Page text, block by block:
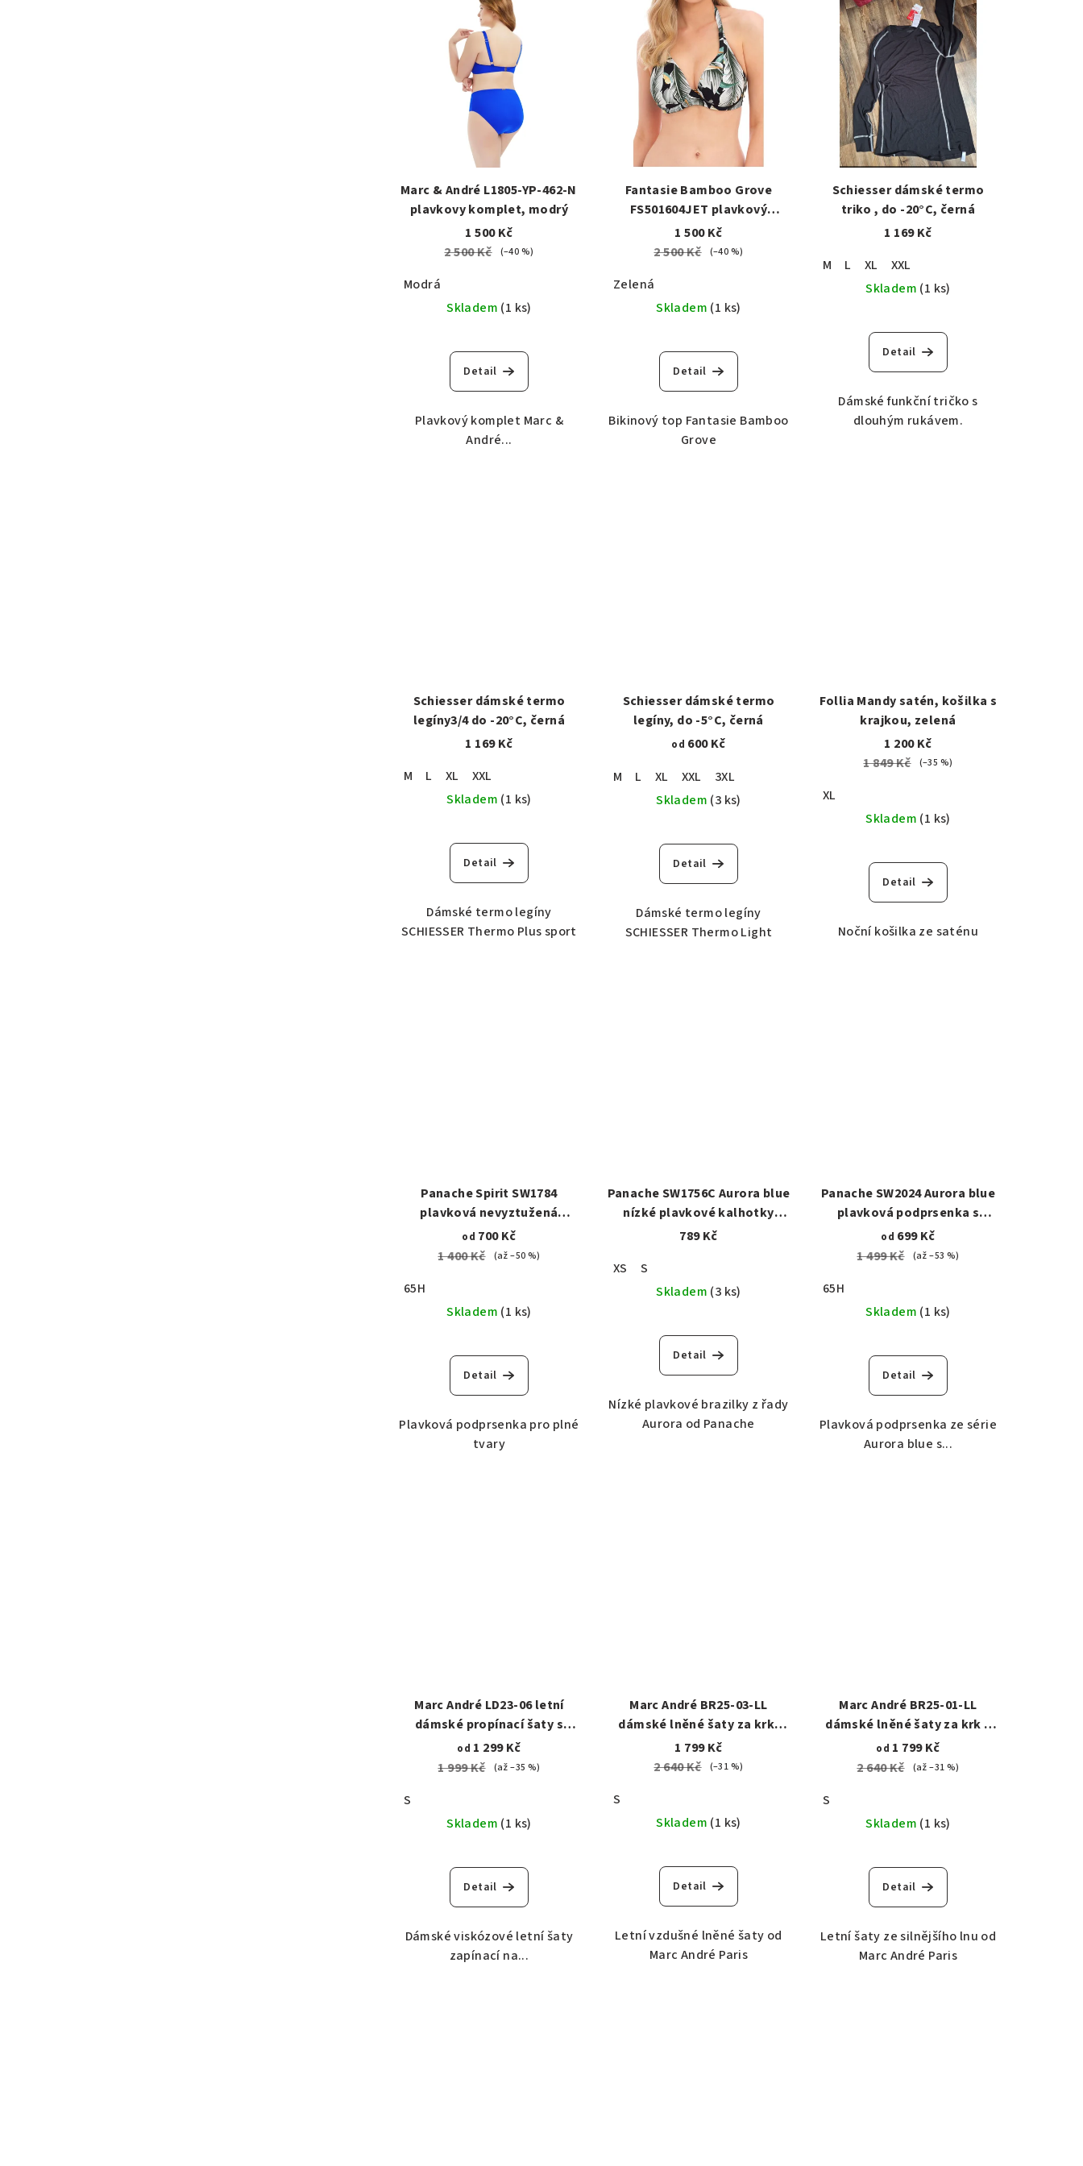
d
u
ů
o
k
Marc & André L1805-YP-462-N
plavkovy komplet, modrý
1 500 Kč
2 500 Kč
(–40 %)
Modrá
Skladem (1 ks)
Detail
Plavkový komplet Marc &
André...
Fantasie Bamboo Grove
FS501604JET plavkový
komplet, zelený
1 500 Kč
2 500 Kč
(–40 %)
Zelená
Skladem (1 ks)
Detail
Bikinový top Fantasie Bamboo
Grove
Schiesser dámské termo
triko , do -20°C, černá
1 169 Kč
M
L XL
XXL
Skladem (1 ks)
Detail
Dámské funkční tričko s
dlouhým rukávem.
Schiesser dámské termo
legíny3/4 do -20°C, černá
1 169 Kč
M
L XL
XXL
Skladem (1 ks)
Detail
Dámské termo legíny
SCHIESSER Thermo Plus sport
Schiesser dámské termo
legíny, do -5°C, černá
od 600 Kč
M
L XL XXL
3XL
Skladem (3 ks)
Detail
Dámské termo legíny
SCHIESSER Thermo Light
Follia Mandy satén, košilka s
krajkou, zelená
1 200 Kč
1 849 Kč
(–35 %)
XL
Skladem (1 ks)
Detail
Noční košilka ze saténu
Panache Spirit SW1784
plavková nevyztužená
podprsenka,růžová
od 700 Kč
1 400 Kč
(až –50 %)
65H
Skladem (1 ks)
Detail
Plavková podprsenka pro plné
tvary
Panache SW1756C Aurora blue
nízké plavkové kalhotky
brazilky modrá
789 Kč
XS
S
Skladem (3 ks)
Detail
Nízké plavkové brazilky z řady
Aurora od Panache
Panache SW2024 Aurora blue
plavková podprsenka s
kosticí modrá
od 699 Kč
1 499 Kč
(až –53 %)
65H
Skladem (1 ks)
Detail
Plavková podprsenka ze série
Aurora blue s...
Marc André LD23-06 letní
dámské propínací šaty s
páskem tmavě modré
od 1 299 Kč
1 999 Kč
(až –35 %)
S
Skladem (1 ks)
Detail
Dámské viskózové letní šaty
zapínací na...
Marc André BR25-03-LL
dámské lněné šaty za krk,
bílá
1 799 Kč
2 640 Kč
(–31 %)
S
Skladem (1 ks)
Detail
Letní vzdušné lněné šaty od
Marc André Paris
Marc André BR25-01-LL
dámské lněné šaty za krk s
kapsami, zelené
od 1 799 Kč
2 640 Kč
(až –31 %)
S
Skladem (1 ks)
Detail
Letní šaty ze silnějšího lnu od
Marc André Paris